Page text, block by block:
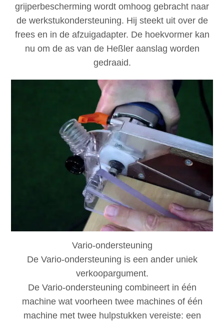
grijperbescherming wordt omhoog gebracht naar
de werkstukondersteuning. Hij steekt uit over de
frees en in de afzuigadapter. De hoekvormer kan
nu om de as van de Heßler aanslag worden
gedraaid.
Vario-ondersteuning
De Vario-ondersteuning is een ander uniek
verkoopargument.
De Vario-ondersteuning combineert in één
machine wat voorheen twee machines of één
machine met twee hulpstukken vereiste: een